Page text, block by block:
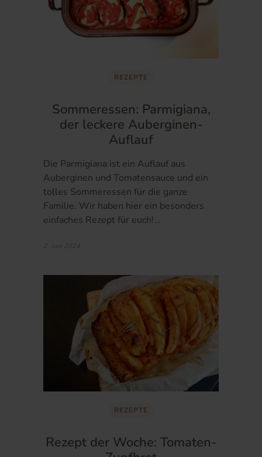
REZEPTE
Sommeressen: Parmigiana,
der leckere Auberginen-
Auflauf
Die Parmigiana ist ein Auflauf aus
Auberginen und Tomatensauce und ein
tolles Sommeressen für die ganze
Familie. Wir haben hier ein besonders
einfaches Rezept für euch!…
2. Juni 2024
REZEPTE
Rezept der Woche: Tomaten-